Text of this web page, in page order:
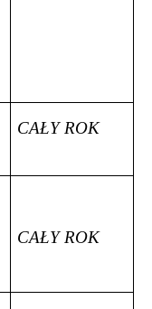
CAŁY ROK
CAŁY ROK